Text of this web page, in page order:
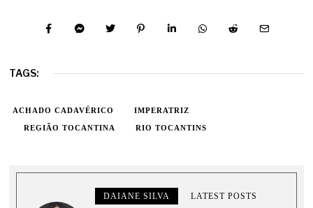
TAGS:
ACHADO CADAVÉRICO IMPERATRIZ
REGIÃO TOCANTINA RIO TOCANTINS
DAIANE SILVA LATEST POSTS